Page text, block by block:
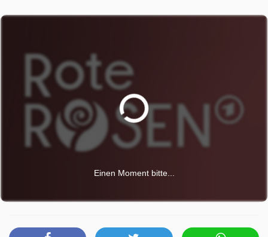
Lou und Daniel legen traurig ihre Eheringe ab und wagen
getrennte Wege ins Ungewisse.
Rote Rosen wurde auf ARD ausgestrahlt am Donnerstag
16 April 2026, 14:10 Uhr.
Einen Moment bitte...